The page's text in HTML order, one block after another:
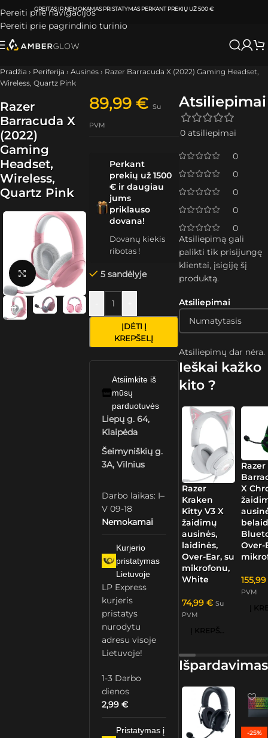
Pereiti prie navigacijos
Pereiti prie pagrindinio turinio
ATSIIMKITE UŽSAKYMĄKLAIPĖDOJE IR VILNIUJEPER0-3 DARBO DIENAS.
Pradžia › Periferija › Ausinės › Razer Barracuda X (2022) Gaming Headset,
Wireless, Quartz Pink
Razer
Barracuda X
(2022)
Gaming
Headset,
Wireless,
Quartz Pink
Spustelėkite, kad padidintumėte
89,99€ Su
PVM
Perkant
prekių už 1500
€ ir daugiau
jums
priklauso
dovana!
Dovanų kiekis
ribotas !
5 sandėlyje
ĮDĖTI Į
KREPŠELĮ
Atsiimkite iš
mūsų
parduotuvės
Liepų g. 64,
Klaipėda
Šeimyniškių g.
3A, Vilnius
Darbo laikas: I–
V 09-18
Nemokamai
Kurjerio
pristatymas
Lietuvoje
LP Express
kurjeris
pristatys
nurodytu
adresu visoje
Lietuvoje!
1-3 Darbo
dienos
2,99€
Pristatymas į
Atsiliepimai
0 atsiliepimai
0
0
0
0
0
Atsiliepimai
Atsiliepimų dar nėra.
Atsiliepimą gali
palikti tik prisijungę
klientai, įsigiję šį
produktą.
Ieškai kažko
kito ?
Razer
Kraken
Kitty V3 X
žaidimų
ausinės,
laidinės,
Over-Ear, su
mikrofonu,
White
74,99 € Su
PVM
Į KREPŠELĮ
Razer
X
Over-
PVM
Išpardavimas
-25%